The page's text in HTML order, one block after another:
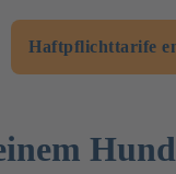
Haftpflichttarife